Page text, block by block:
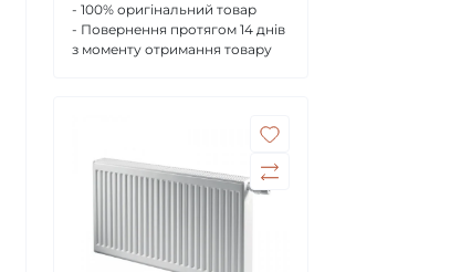
- 100% оригінальний товар
- Повернення протягом 14 днів
з моменту отримання товару